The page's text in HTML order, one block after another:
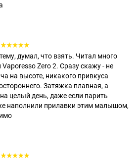
думал, что взять. Читал много
Vaporesso Zero 2. Сразу скажу - не
на высоте, никакого привкуса
Затяжка плавная, а
целый день, даже если парить
наполнили прилавки этим малышом,